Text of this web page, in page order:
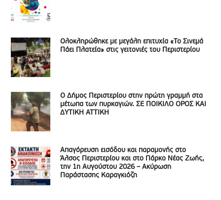
Ολοκληρώθηκε με μεγάλη επιτυχία «Το Σινεμά
Πάει Πλατεία» στις γειτονιές του Περιστερίου
Ο Δήμος Περιστερίου στην πρώτη γραμμή στα
μέτωπα των πυρκαγιών. ΣΕ ΠΟΙΚΙΛΟ ΟΡΟΣ ΚΑΙ
ΔΥΤΙΚΗ ΑΤΤΙΚΗ
Απαγόρευση εισόδου και παραμονής στο
Άλσος Περιστερίου και στο Πάρκο Νέας Ζωής,
την 1η Αυγούστου 2026 – Ακύρωση
Παράστασης Καραγκιόζη